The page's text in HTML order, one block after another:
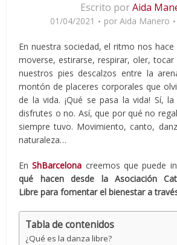
Escrito porAida
01/04/2021 por Aida Manero
En nuestra sociedad, el ritmo nos hace
moverse, estirarse, respirar, oler,
nuestros pies descalzos entre la
montón de placeres corporales que
de la vida. ¡Qué se pasa la vida! Sí,
disfrutes o no. Así, que por qué no
siempre tuvo. Movimiento, canto,
naturaleza…
EnShBarcelona creemos que puede
qué hacen desde la Asociación
Libre para fomentar el bienestar a
Tabla de contenidos
¿Qué es la danza libre?